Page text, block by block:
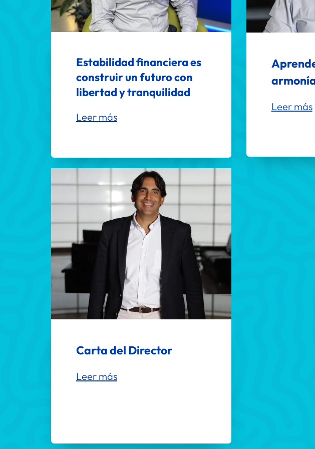
Estabilidad financiera es
construir un futuro con
libertad y tranquilidad
Leer más
Leer más
Carta del Director
Leer más